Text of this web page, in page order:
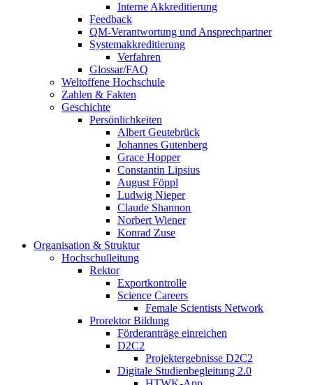
Interne Akkreditierung
Feedback
QM-Verantwortung und Ansprechpartner
Systemakkreditierung
Verfahren
Glossar/FAQ
Weltoffene Hochschule
Zahlen & Fakten
Geschichte
Persönlichkeiten
Albert Geutebrück
Johannes Gutenberg
Grace Hopper
Constantin Lipsius
August Föppl
Ludwig Nieper
Claude Shannon
Norbert Wiener
Konrad Zuse
Organisation & Struktur
Hochschulleitung
Rektor
Exportkontrolle
Science Careers
Female Scientists Network
Prorektor Bildung
Förderanträge einreichen
D2C2
Projektergebnisse D2C2
Digitale Studienbegleitung 2.0